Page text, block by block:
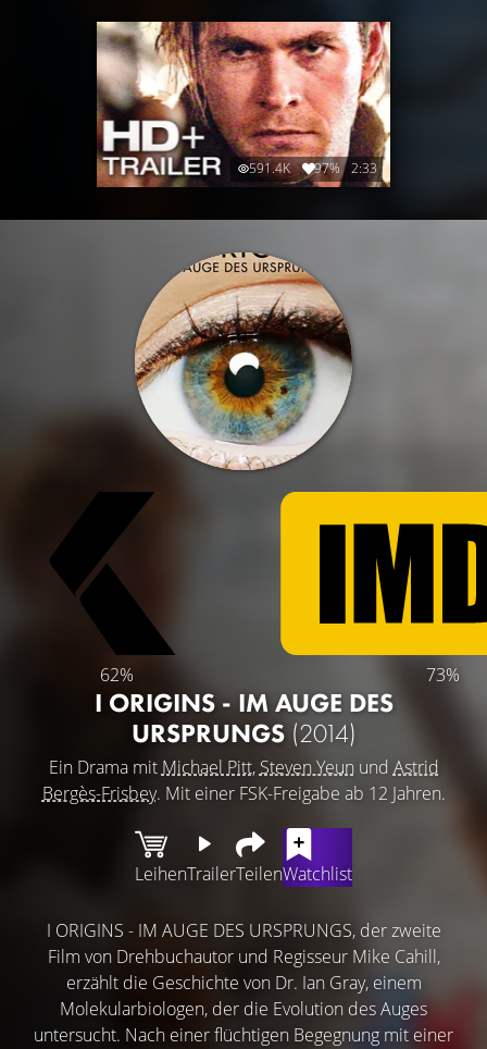
591.4K 97% 2:33
62% 73%
I ORIGINS - IM AUGE DES
URSPRUNGS (2014)
Ein Drama mit Michael Pitt, Steven Yeun und Astrid
Bergès-Frisbey. Mit einer FSK-Freigabe ab 12 Jahren.
LeihenTrailerTeilenWatchlist
I ORIGINS - IM AUGE DES URSPRUNGS, der zweite
Film von Drehbuchautor und Regisseur Mike Cahill,
erzählt die Geschichte von Dr. Ian Gray, einem
Molekularbiologen, der die Evolution des Auges
untersucht. Nach einer flüchtigen Begegnung mit einer